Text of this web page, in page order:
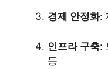
경제 안정화:
인프라 구축:
등